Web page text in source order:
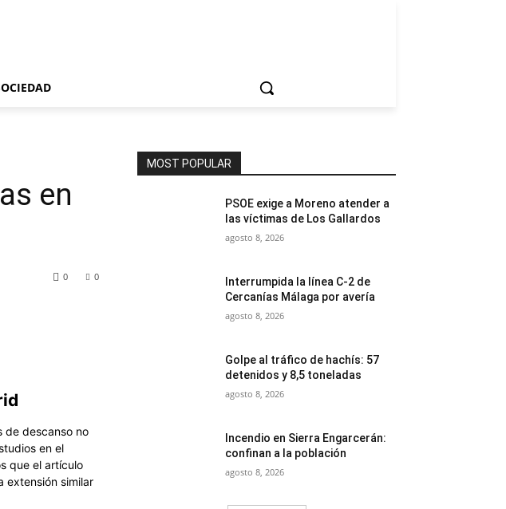
en
0
0
de descanso no
en el
que el artículo
extensión similar
MOST POPULAR
PSOE exige a Moreno atender a
las víctimas de Los Gallardos
agosto 8, 2026
Interrumpida la línea C-2 de
Cercanías Málaga por avería
agosto 8, 2026
Golpe al tráfico de hachís: 57
detenidos y 8,5 toneladas
agosto 8, 2026
Incendio en Sierra Engarcerán:
confinan a la población
agosto 8, 2026